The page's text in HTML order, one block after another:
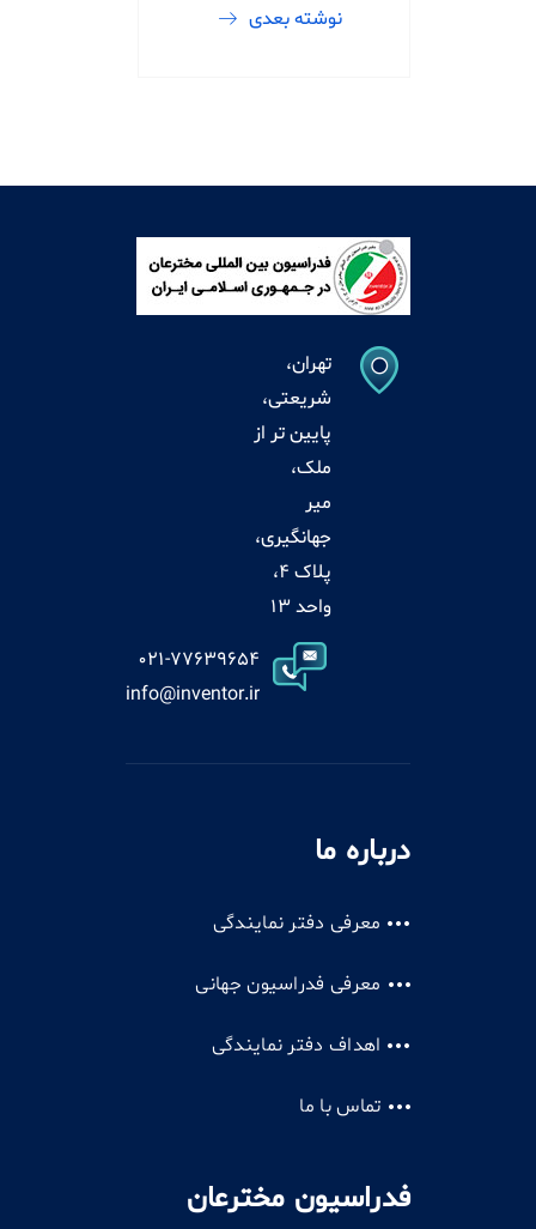
نوشته بعدی
تهران،
شریعتی،
پایین تر از
ملک،
میر
جهانگیری،
پلاک 4،
واحد 13
021-77639654
info@inventor.ir
درباره ما
معرفی دفتر نمایندگی
معرفی فدراسیون جهانی
اهداف دفتر نمایندگی
تماس با ما
فدراسیون مخترعان